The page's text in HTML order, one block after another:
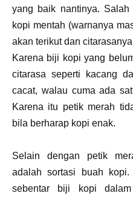
yang baik nantinya.
kopi mentah (warnanya
akan terikut dan
Karena biji kopi yang
citarasa seperti kacang
cacat, walau cuma ada
Karena itu petik merah
bila berharap kopi enak.
Selain dengan petik
adalah sortasi buah
sebentar biji kopi